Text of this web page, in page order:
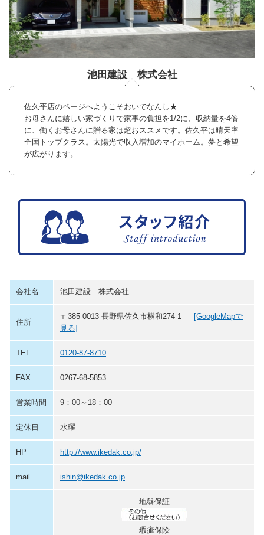
池田建設 株式会社
佐久平店のページへようこそおいでなんし★
お母さんに嬉しい家づくりで家事の負担を1/2に、収納量を4倍
に、働くお母さんに贈る家は超おススメです。佐久平は晴天率
全国トップクラス。太陽光で収入増加のマイホーム。夢と希望
が広がります。
会社名 池田建設 株式会社
住所
〒385-0013 長野県佐久市横和274-1
[GoogleMapで
見る]
TEL 0120-87-8710
FAX 0267-68-5853
営業時間 9：00～18：00
定休日 水曜
HP http://www.ikedak.co.jp/
mail ishin@ikedak.co.jp
地盤保証
瑕疵保険